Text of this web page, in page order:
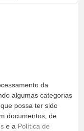
da
algumas categorias
possa ter sido
documentos, de
e a Política de